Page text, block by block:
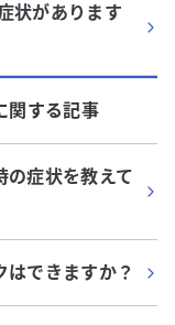
状があります
関する記事
の症状を教えて
できますか？